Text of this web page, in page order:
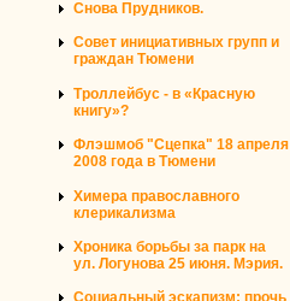
Снова Прудников.
Совет инициативных групп и
граждан Тюмени
Троллейбус - в «Красную
книгу»?
Флэшмоб "Сцепка" 18 апреля
2008 года в Тюмени
Химера православного
клерикализма
Хроника борьбы за парк на
ул. Логунова 25 июня. Мэрия.